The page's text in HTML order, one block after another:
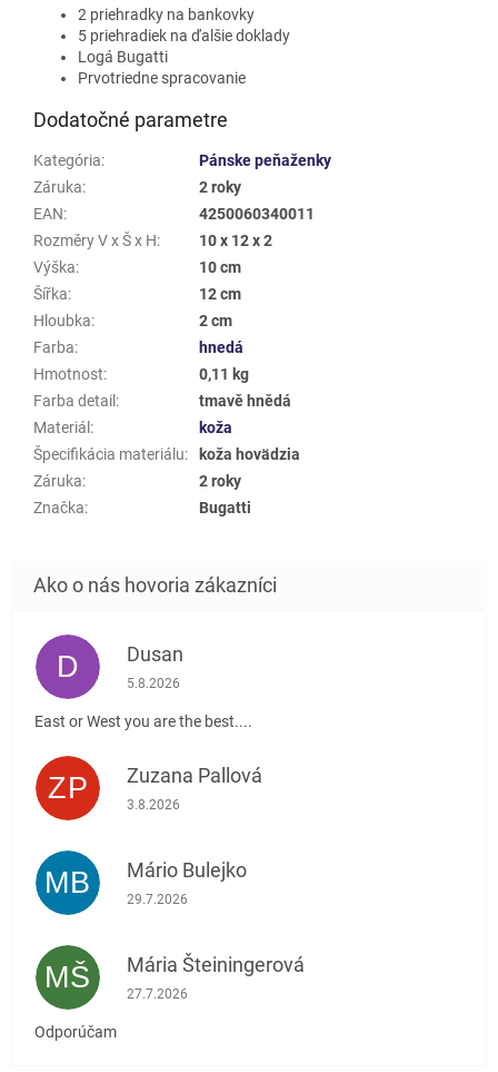
2 priehradky na bankovky
5 priehradiek na ďalšie doklady
Logá Bugatti
Prvotriedne spracovanie
Dodatočné parametre
Kategória:
Pánske peňaženky
Záruka:
2 roky
EAN:
4250060340011
Rozměry V x Š x H:
10 x 12 x 2
Výška:
10 cm
Šířka:
12 cm
Hloubka:
2 cm
Farba:
hnedá
Hmotnost:
0,11 kg
Farba detail :
tmavě hnědá
Materiál :
koža
Špecifikácia materiálu:
koža hovädzia
Záruka:
2 roky
Značka: Bugatti
D Dusan
Hodnotenie obchodu je 5 z 5 hviezdičiek.
5.8.2026
East or West you are the best....
ZP Zuzana Pallová
Hodnotenie obchodu je 5 z 5 hviezdičiek.
3.8.2026
MB Mário Bulejko
Hodnotenie obchodu je 5 z 5 hviezdičiek.
29.7.2026
MŠ Mária Šteiningerová
Hodnotenie obchodu je 5 z 5 hviezdičiek.
27.7.2026
Odporúčam